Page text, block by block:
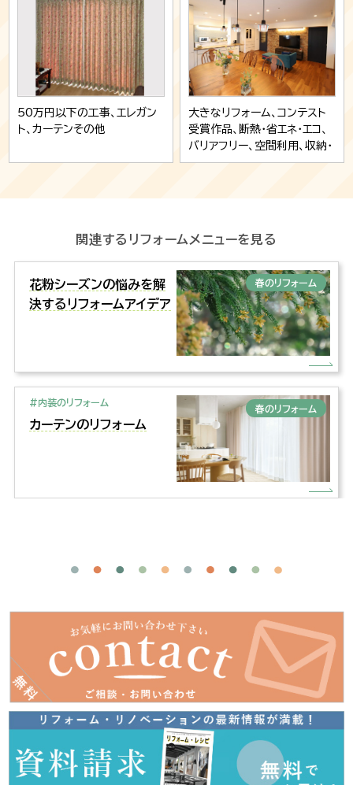
50万円以下の工事、エレガン
ト、カーテンその他
大きなリフォーム、コンテスト
受賞作品、断熱・省エネ・エコ、
バリアフリー、空間利用、収納・
家具、照明、中古リノベ、ヴィン
関連するリフォームメニューを見る
春のリフォーム
花粉シーズンの悩みを解
決するリフォームアイデア
春のリフォーム
#内装のリフォーム
カーテンのリフォーム